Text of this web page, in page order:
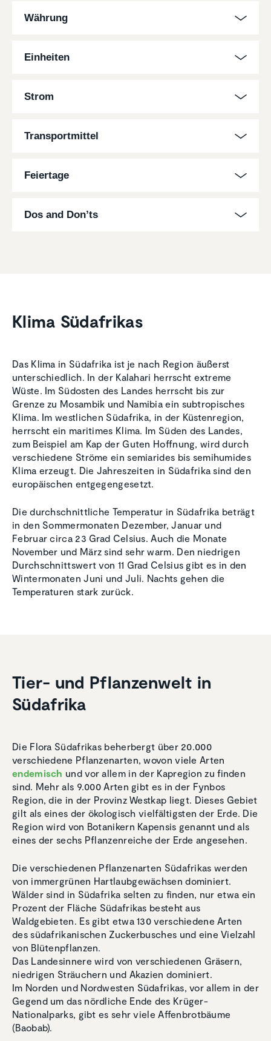
Währung
Einheiten
Strom
Transportmittel
Feiertage
Dos and Don’ts
Klima Südafrikas
Das Klima in Südafrika ist je nach Region äußerst
unterschiedlich. In der Kalahari herrscht extreme
Wüste. Im Südosten des Landes herrscht bis zur
Grenze zu Mosambik und Namibia ein subtropisches
Klima. Im westlichen Südafrika, in der Küstenregion,
herrscht ein maritimes Klima. Im Süden des Landes,
zum Beispiel am Kap der Guten Hoffnung, wird durch
verschiedene Ströme ein semiarides bis semihumides
Klima erzeugt. Die Jahreszeiten in Südafrika sind den
europäischen entgegengesetzt.
Die durchschnittliche Temperatur in Südafrika beträgt
in den Sommermonaten Dezember, Januar und
Februar circa 23 Grad Celsius. Auch die Monate
November und März sind sehr warm. Den niedrigen
Durchschnittswert von 11 Grad Celsius gibt es in den
Wintermonaten Juni und Juli. Nachts gehen die
Temperaturen stark zurück.
Tier- und Pflan­zen­welt in
Südafrika
Die Flora Südafrikas beherbergt über 20.000
verschiedene Pflanzenarten, wovon viele Arten
endemisch und vor allem in der Kapregion zu finden
sind. Mehr als 9.000 Arten gibt es in der Fynbos
Region, die in der Provinz Westkap liegt. Dieses Gebiet
gilt als eines der ökologisch vielfältigsten der Erde. Die
Region wird von Botanikern Kapensis genannt und als
eines der sechs Pflanzenreiche der Erde angesehen.
Die verschiedenen Pflanzenarten Südafrikas werden
von immergrünen Hartlaubgewächsen dominiert.
Wälder sind in Südafrika selten zu finden, nur etwa ein
Prozent der Fläche Südafrikas besteht aus
Waldgebieten. Es gibt etwa 130 verschiedene Arten
des südafrikanischen Zuckerbusches und eine Vielzahl
von Blütenpflanzen.
Das Landesinnere wird von verschiedenen Gräsern,
niedrigen Sträuchern und Akazien dominiert.
Im Norden und Nordwesten Südafrikas, vor allem in der
Gegend um das nördliche Ende des Krüger-
Nationalparks, gibt es sehr viele Affenbrotbäume
(Baobab).